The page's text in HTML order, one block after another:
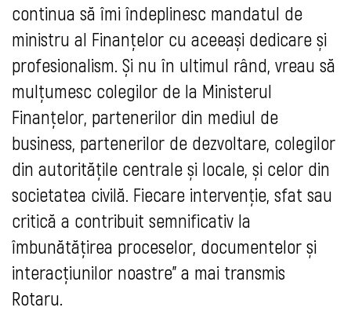
continua să îmi îndeplinesc mandatul de
ministru al Finanțelor cu aceeași dedicare și
profesionalism. Și nu în ultimul rând, vreau să
mulțumesc colegilor de la Ministerul
Finanțelor, partenerilor din mediul de
business, partenerilor de dezvoltare, colegilor
din autoritățile centrale și locale, și celor din
societatea civilă. Fiecare intervenție, sfat sau
critică a contribuit semnificativ la
îmbunătățirea proceselor, documentelor și
interacțiunilor noastre" a mai transmis
Rotaru.